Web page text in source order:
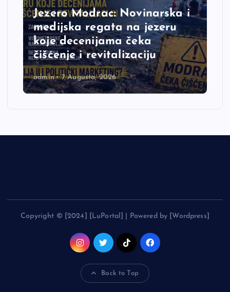
Jezero Modrac: Novinarska i
medijska regata na jezeru
koje decenijama čeka
čišćenje i revitalizaciju
admin 7 Augusta, 2026
Copyright © [2024] [LuPortal] | Powered by [Wordpress]
Back to Top